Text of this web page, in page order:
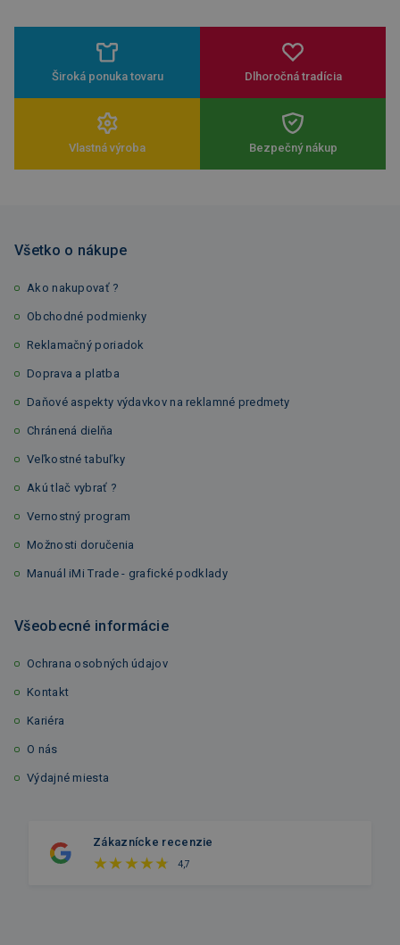
Široká ponuka tovaru Dlhoročná tradícia
Vlastná výroba Bezpečný nákup
Všetko o nákupe
Ako nakupovať ?
Obchodné podmienky
Reklamačný poriadok
Doprava a platba
Daňové aspekty výdavkov na reklamné predmety
Chránená dielňa
Veľkostné tabuľky
Akú tlač vybrať ?
Vernostný program
Možnosti doručenia
Manuál iMi Trade - grafické podklady
Všeobecné informácie
Ochrana osobných údajov
Kontakt
Kariéra
O nás
Výdajné miesta
Zákaznícke recenzie
4,7